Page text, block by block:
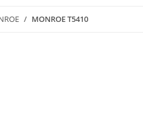
MONROE T5410